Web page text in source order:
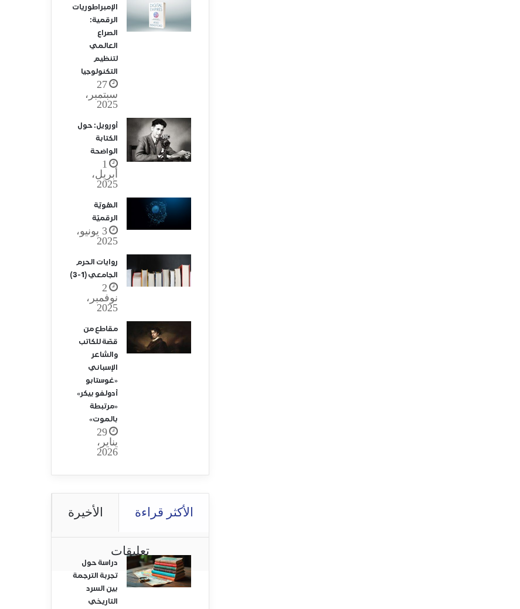
الإمبراطوريات
الرقمية:
الصراع
العالمي
لتنظيم
التكنولوجيا
27
سبتمبر،
2025
أورويل: حول
الكتابة
الواضحة
1
أبريل،
2025
الهُويّة
الرقميّة
3 يونيو،
2025
روايات الحرم
الجامعي (1-3)
2
نوفمبر،
2025
مقاطع من
قصّة للكاتب
والشاعر
الإسباني
«غوستابو
أدولفو بيكر»
«مرتبطة
بالموت»
29
يناير،
2026
الأكثر قراءة الأخيرة
تعليقات
دراسة حول
تجربة الترجمة
بين السرد
التاريخي